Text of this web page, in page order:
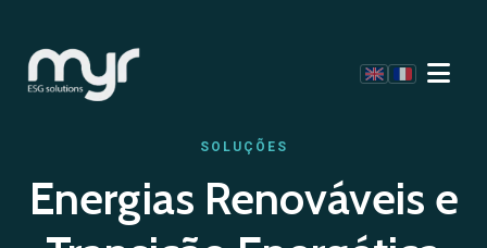
SOLUÇÕES
Energias Renováveis e